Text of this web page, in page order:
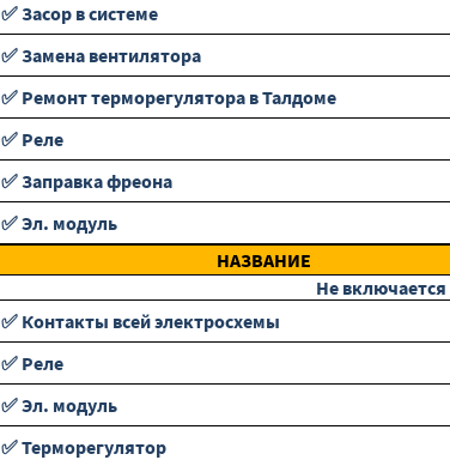
✅ Засор в системе
✅ Замена вентилятора
✅ Ремонт терморегулятора в Талдоме
✅ Реле
✅ Заправка фреона
✅ Эл. модуль
НАЗВАНИЕ
Не включается
✅ Контакты всей электросхемы
✅ Реле
✅ Эл. модуль
✅ Терморегулятор